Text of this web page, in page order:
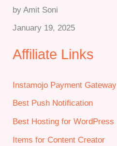
by Amit Soni
January 19, 2025
Affiliate Links
Instamojo Payment Gateway
Best Push Notification
Best Hosting for WordPress
Items for Content Creator